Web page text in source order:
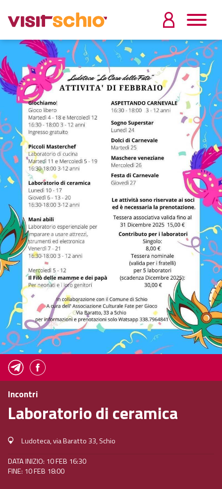
Incontri
Laboratorio di ceramica
Ludoteca, via Baratto 33, Schio
DATA INIZIO: 10 FEB 16:30
FINE: 10 FEB 18:00